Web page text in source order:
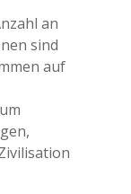
an
sind
auf